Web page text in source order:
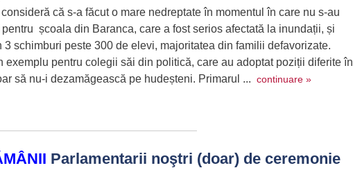
că s-a făcut o mare nedreptate în momentul în care nu s-au
școala din Baranca, care a fost serios afectată la inundații, și
3 schimburi peste 300 de elevi, majoritatea din familii defavorizate.
exemplu pentru colegii săi din politică, care au adoptat poziții diferite în
să nu-i dezamăgească pe hudeșteni. Primarul ... continuare »
Parlamentarii noştri (doar) de ceremonie